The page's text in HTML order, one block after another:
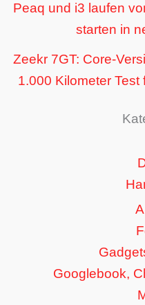
Peaq und i3 laufen
starten in
Zeekr 7GT: Core-
1.000 Kilometer
Googlebook,